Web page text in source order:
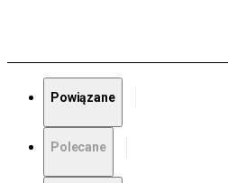
Powiązane
Polecane